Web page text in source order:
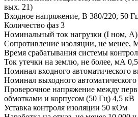
вых. 21)
Входное напряжение, В 380/220, 50
Количество фаз 3
Номинальный ток нагрузки (I ном,
Сопротивление изоляции, не менее,
Время срабатывания системы
Ток утечки на землю, не более, мА 0,5
Номинал входного автоматического
Номинал выходного
Проверочное напряжение между
обмотками и корпусом (50 Гц) 4,5 кВ
Уставка контроля изоляции 50 кОм